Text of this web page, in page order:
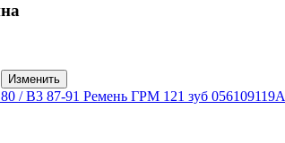
/ B3 87-91 Ремень ГРМ 121 зуб 056109119A